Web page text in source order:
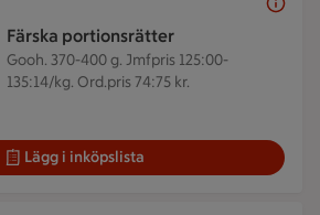
Färska portionsrätter
Gooh. 370-400 g. Jmfpris 125:00-
135:14/kg. Ord.pris 74:75 kr.
Lägg i inköpslista